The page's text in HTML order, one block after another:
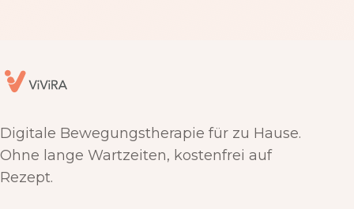
Digitale Bewegungstherapie für zu Hause.
Ohne lange Wartzeiten, kostenfrei auf
Rezept.